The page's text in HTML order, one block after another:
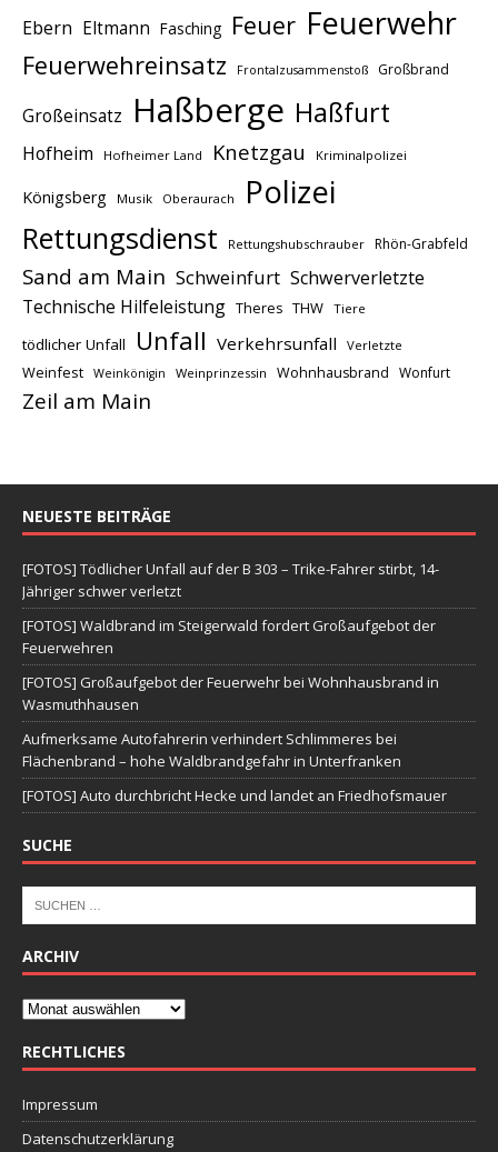
Ebern Eltmann Fasching Feuer Feuerwehr
Feuerwehreinsatz Frontalzusammenstoß Großbrand
Großeinsatz Haßberge Haßfurt
Hofheim Hofheimer Land Knetzgau Kriminalpolizei
Königsberg Musik Oberaurach Polizei
Rettungsdienst Rettungshubschrauber Rhön-Grabfeld
Sand am Main Schweinfurt Schwerverletzte
Technische Hilfeleistung Theres THW Tiere
tödlicher Unfall Unfall Verkehrsunfall Verletzte
Weinfest Weinkönigin Weinprinzessin Wohnhausbrand Wonfurt
Zeil am Main
NEUESTE BEITRÄGE
[FOTOS] Tödlicher Unfall auf der B 303 – Trike-Fahrer stirbt, 14-
Jähriger schwer verletzt
[FOTOS] Waldbrand im Steigerwald fordert Großaufgebot der
Feuerwehren
[FOTOS] Großaufgebot der Feuerwehr bei Wohnhausbrand in
Wasmuthhausen
Aufmerksame Autofahrerin verhindert Schlimmeres bei
Flächenbrand – hohe Waldbrandgefahr in Unterfranken
[FOTOS] Auto durchbricht Hecke und landet an Friedhofsmauer
SUCHE
ARCHIV
RECHTLICHES
Impressum
Datenschutzerklärung